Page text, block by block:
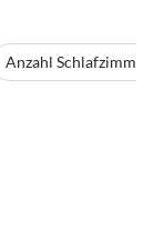
Anzahl Schlafzimmer